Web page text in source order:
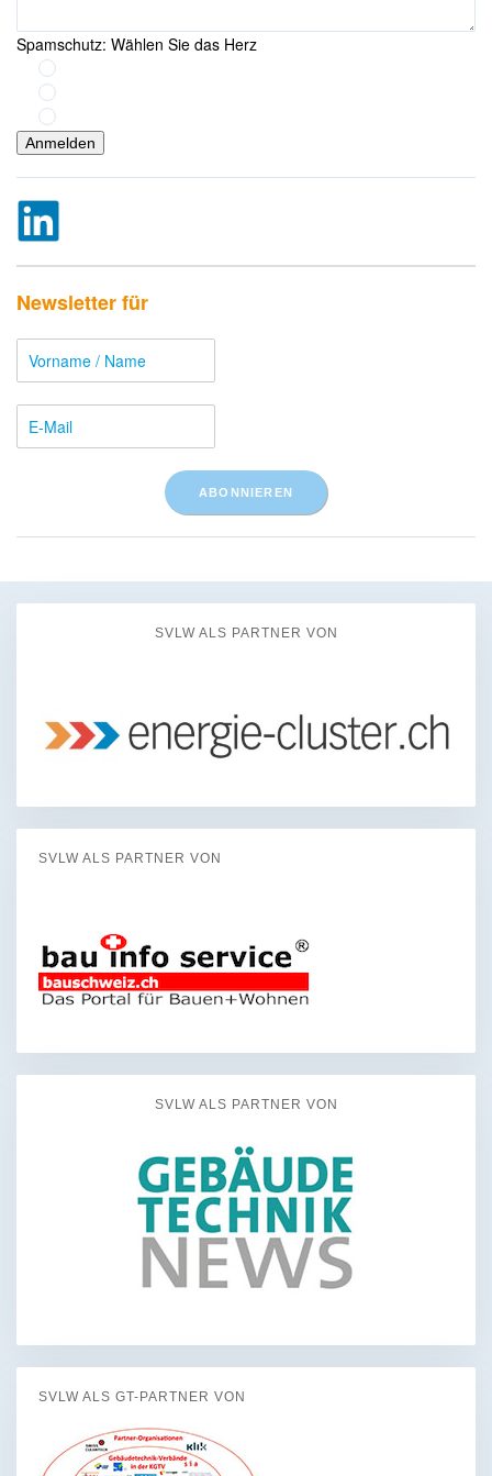
Spamschutz: Wählen Sie das Herz
Anmelden
Newsletter für
SVLW ALS PARTNER VON
SVLW ALS PARTNER VON
SVLW ALS PARTNER VON
SVLW ALS GT-PARTNER VON